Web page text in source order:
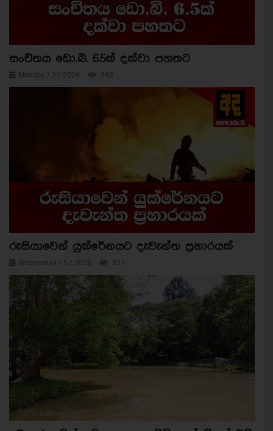
සංචිතය ඩො.බි. 6.5ක් දක්වා පහතට
Monday / 3 / 2026 343
රුසියාවෙන් යුක්රේනයට දැවැන්ත ප්‍රහාරයක්
Wednesday / 5 / 2026 327